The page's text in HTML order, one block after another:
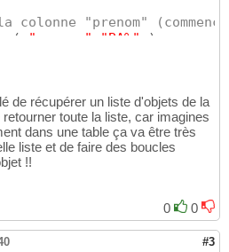
"prenom"
( "prenom" "BA%" )
"specialite"
( "specialite", "BA%" ),
( "specialite","%BA%" )
( "specialite","%BA"
de récupérer un liste d'objets de la
toute la liste, car imagines
dans une table ça va être très
liste et de faire des boucles
!!
0
0
#3